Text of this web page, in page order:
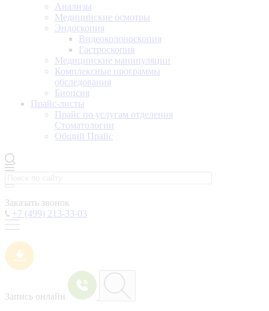
Анализы
Медицинские осмотры
Эндоскопия
Видеоколоноскопия
Гастроскопия
Медицинские манипуляции
Комплексные программы
обследования
Биопсия
Прайс-листы
Прайс по услугам отделения
Стоматологии
Общий Прайс
Заказать звонок
+7 (499) 213-33-03
Запись онлайн